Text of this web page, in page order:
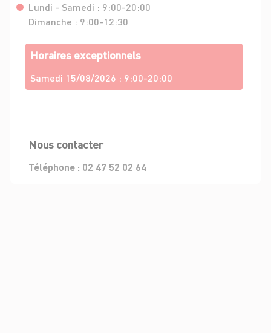
Lundi - Samedi : 9:00-20:00
Dimanche : 9:00-12:30
Horaires exceptionnels
Samedi 15/08/2026 : 9:00-20:00
Nous contacter
Téléphone : 02 47 52 02 64